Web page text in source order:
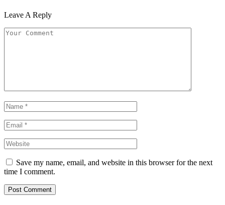
Leave A Reply
Save my name, email, and website in this browser for the next
time I comment.